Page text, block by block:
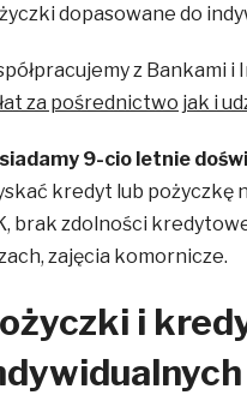
dopasowane do
z Bankami
za pośrednictwo jak i
9-cio letnie
kredyt lub pożyczkę
brak zdolności
zajęcia komornicze.
i